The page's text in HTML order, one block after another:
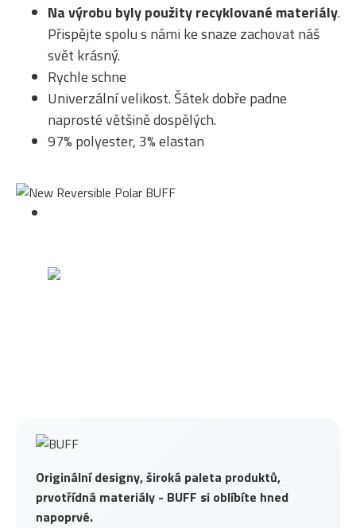
Originální designy, široká paleta produktů,
prvotřídná materiály - BUFF si oblíbíte hned
napoprvé.
Na výrobu byly použity recyklované materiály.
Přispějte spolu s námi ke snaze zachovat náš
svět krásný.
Rychle schne
Univerzální velikost. Šátek dobře padne
naprosté většině dospělých.
97% polyester, 3% elastan